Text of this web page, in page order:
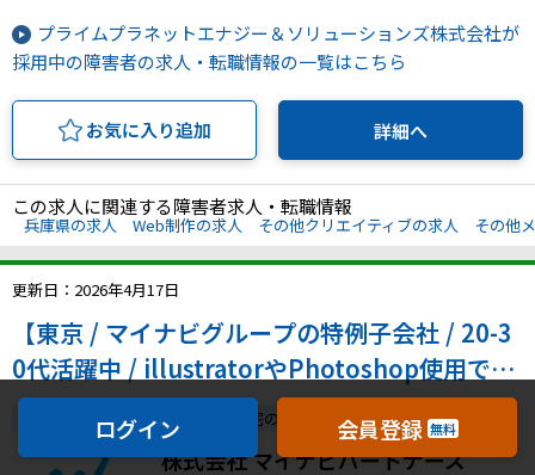
プライムプラネットエナジー＆ソリューションズ株式会社が
採用中の障害者の求人・転職情報の一覧はこちら
お気に入り追加 詳細へ
この求人に関連する障害者求人・転職情報
兵庫県の求人 Web制作の求人 その他クリエイティブの求人 その他
更新日：2026年4月17日
【東京 / マイナビグループの特例子会社 / 20-3
0代活躍中 / illustratorやPhotoshop使用でき
る方、歓迎】「障がいへの配慮はするが遠慮は
しない」環境でキャリアアップを希望される方
事務未経験OK 転勤なし 在宅の配慮
株式会社 マイナビパートナーズ
ログイン 会員登録 無料